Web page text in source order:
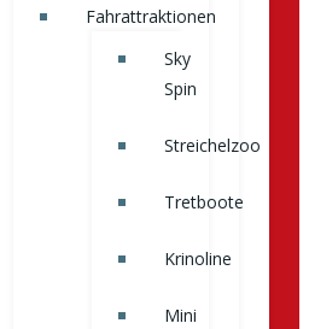
Fahrattraktionen
Sky
Spin
Streichelzoo
Tretboote
Krinoline
Mini